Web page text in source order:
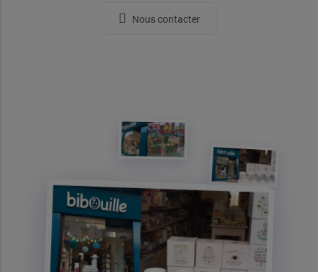
Nous contacter